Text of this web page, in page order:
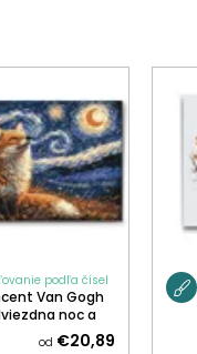
podľa čísel
Van Gogh
noc a
od €20,89